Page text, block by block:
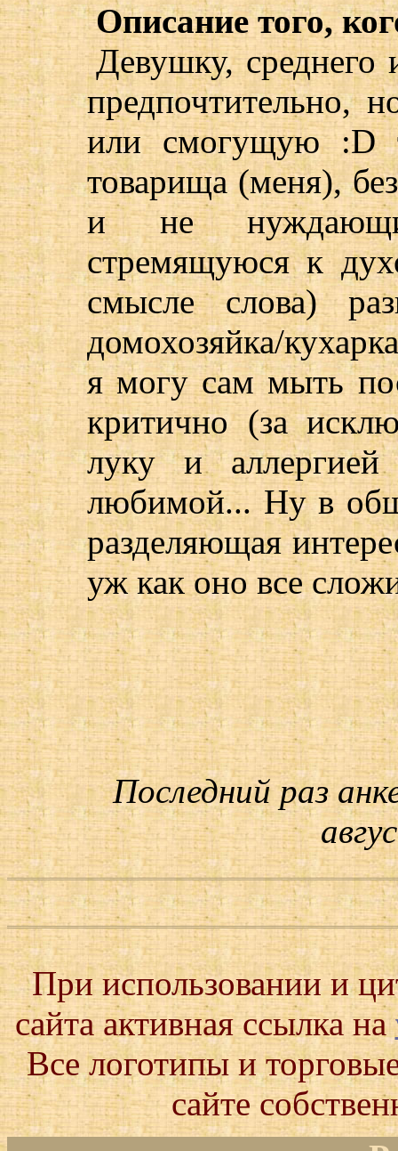
Описание того,
Девушку, среднего
предпочтительно,
или смогущую :D
товарища (меня),
и не
стремящуюся к
смысле слова)
домохозяйка/
я могу сам мыть
критично (за
луку и
любимой... Ну в
разделяющая
уж как оно все
Последний раз
При использовании и
сайта активная ссылка на
Все логотипы и
сайте